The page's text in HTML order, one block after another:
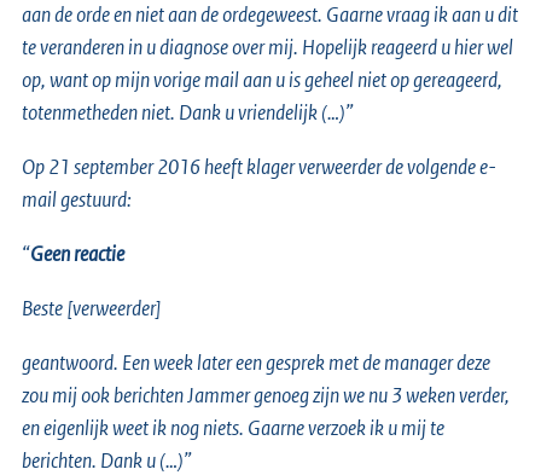
aan de orde en niet aan de ordegeweest. Gaarne vraag ik aan u dit
te veranderen in u diagnose over mij. Hopelijk reageerd u hier wel
op, want op mijn vorige mail aan u is geheel niet op gereageerd,
totenmetheden niet. Dank u vriendelijk (…)”
Op 21 september 2016 heeft klager verweerder de volgende e-
mail gestuurd:
“Geen reactie
Beste [verweerder]
geantwoord. Een week later een gesprek met de manager deze
zou mij ook berichten Jammer genoeg zijn we nu 3 weken verder,
en eigenlijk weet ik nog niets. Gaarne verzoek ik u mij te
berichten. Dank u (…)”